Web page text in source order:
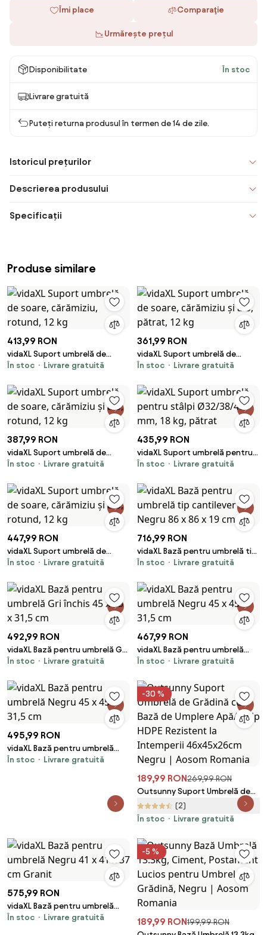
Îmi place Comparaţie
Urmărește prețul
Disponibilitate În stoc
Livrare gratuită
Puteți returna produsul în termen de 14 de zile.
Istoricul prețurilor
Descrierea produsului
Specificații
Produse similare
413,99 RON
vidaXL Suport umbrelă de
soare, cărămiziu, rotund, 12 kg
În stoc Livrare gratuită
361,99 RON
vidaXL Suport umbrelă de
soare, cărămiziu și alb, pătrat,
În stoc Livrare gratuită
387,99 RON
vidaXL Suport umbrelă de
soare, cărămiziu și alb, rotund,
În stoc Livrare gratuită
435,99 RON
vidaXL Suport umbrelă pentru
stâlpi Ø32/38/48 mm, 18 kg,
În stoc Livrare gratuită
447,99 RON
vidaXL Suport umbrelă de
soare, cărămiziu și alb, rotund,
În stoc Livrare gratuită
716,99 RON
vidaXL Bază pentru umbrelă tip
cantilever Negru 86 x 86 x 19 cm
În stoc Livrare gratuită
492,99 RON
vidaXL Bază pentru umbrelă Gri
închis 45 x 45 x 31,5 cm
În stoc Livrare gratuită
467,99 RON
vidaXL Bază pentru umbrelă
Negru 45 x 45 x 31,5 cm
În stoc Livrare gratuită
495,99 RON
vidaXL Bază pentru umbrelă
Negru 45 x 45 x 31,5 cm
În stoc Livrare gratuită
-30 %
189,99 RON269,99 RON
Outsunny Suport Umbrelă de
Grădină cu Bază de Umplere
Apă/Nisip HDPE Rezistent la
Aosom Romania
(2)
În stoc
Livrare gratuită
575,99 RON
vidaXL Bază pentru umbrelă
Negru 41 x 41 x 37 cm Granit
În stoc Livrare gratuită
-5 %
189,99 RON199,99 RON